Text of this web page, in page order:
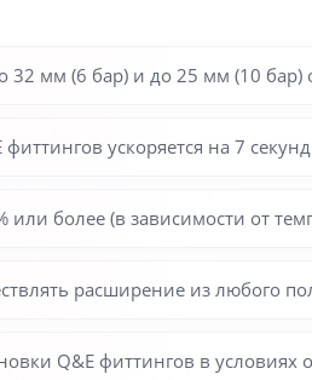
мм (6 бар) и до 25 мм (10
ускоряется на 7 секунд
или более (в зависимости от
расширение из любого
Q&E фиттингов в условиях